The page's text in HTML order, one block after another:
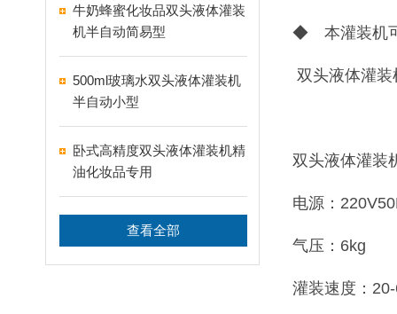
牛奶蜂蜜化妆品双头液体灌装
机半自动简易型
500ml玻璃水双头液体灌装机
半自动小型
卧式高精度双头液体灌装机精
油化妆品专用
查看全部
◆ 本灌装机可
双头液体灌
双头液体灌装
电源：
气压：6kg
灌装速度：